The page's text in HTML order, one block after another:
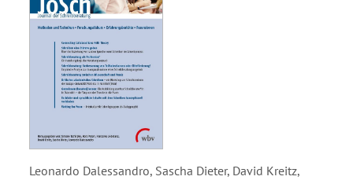
Leonardo Dalessandro, Sascha Dieter, David Kreitz,